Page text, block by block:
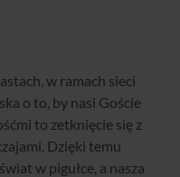
w ramach sieci
o to, by nasi Goście
to zetknięcie się z
Dzięki temu
w pigułce, a nasza